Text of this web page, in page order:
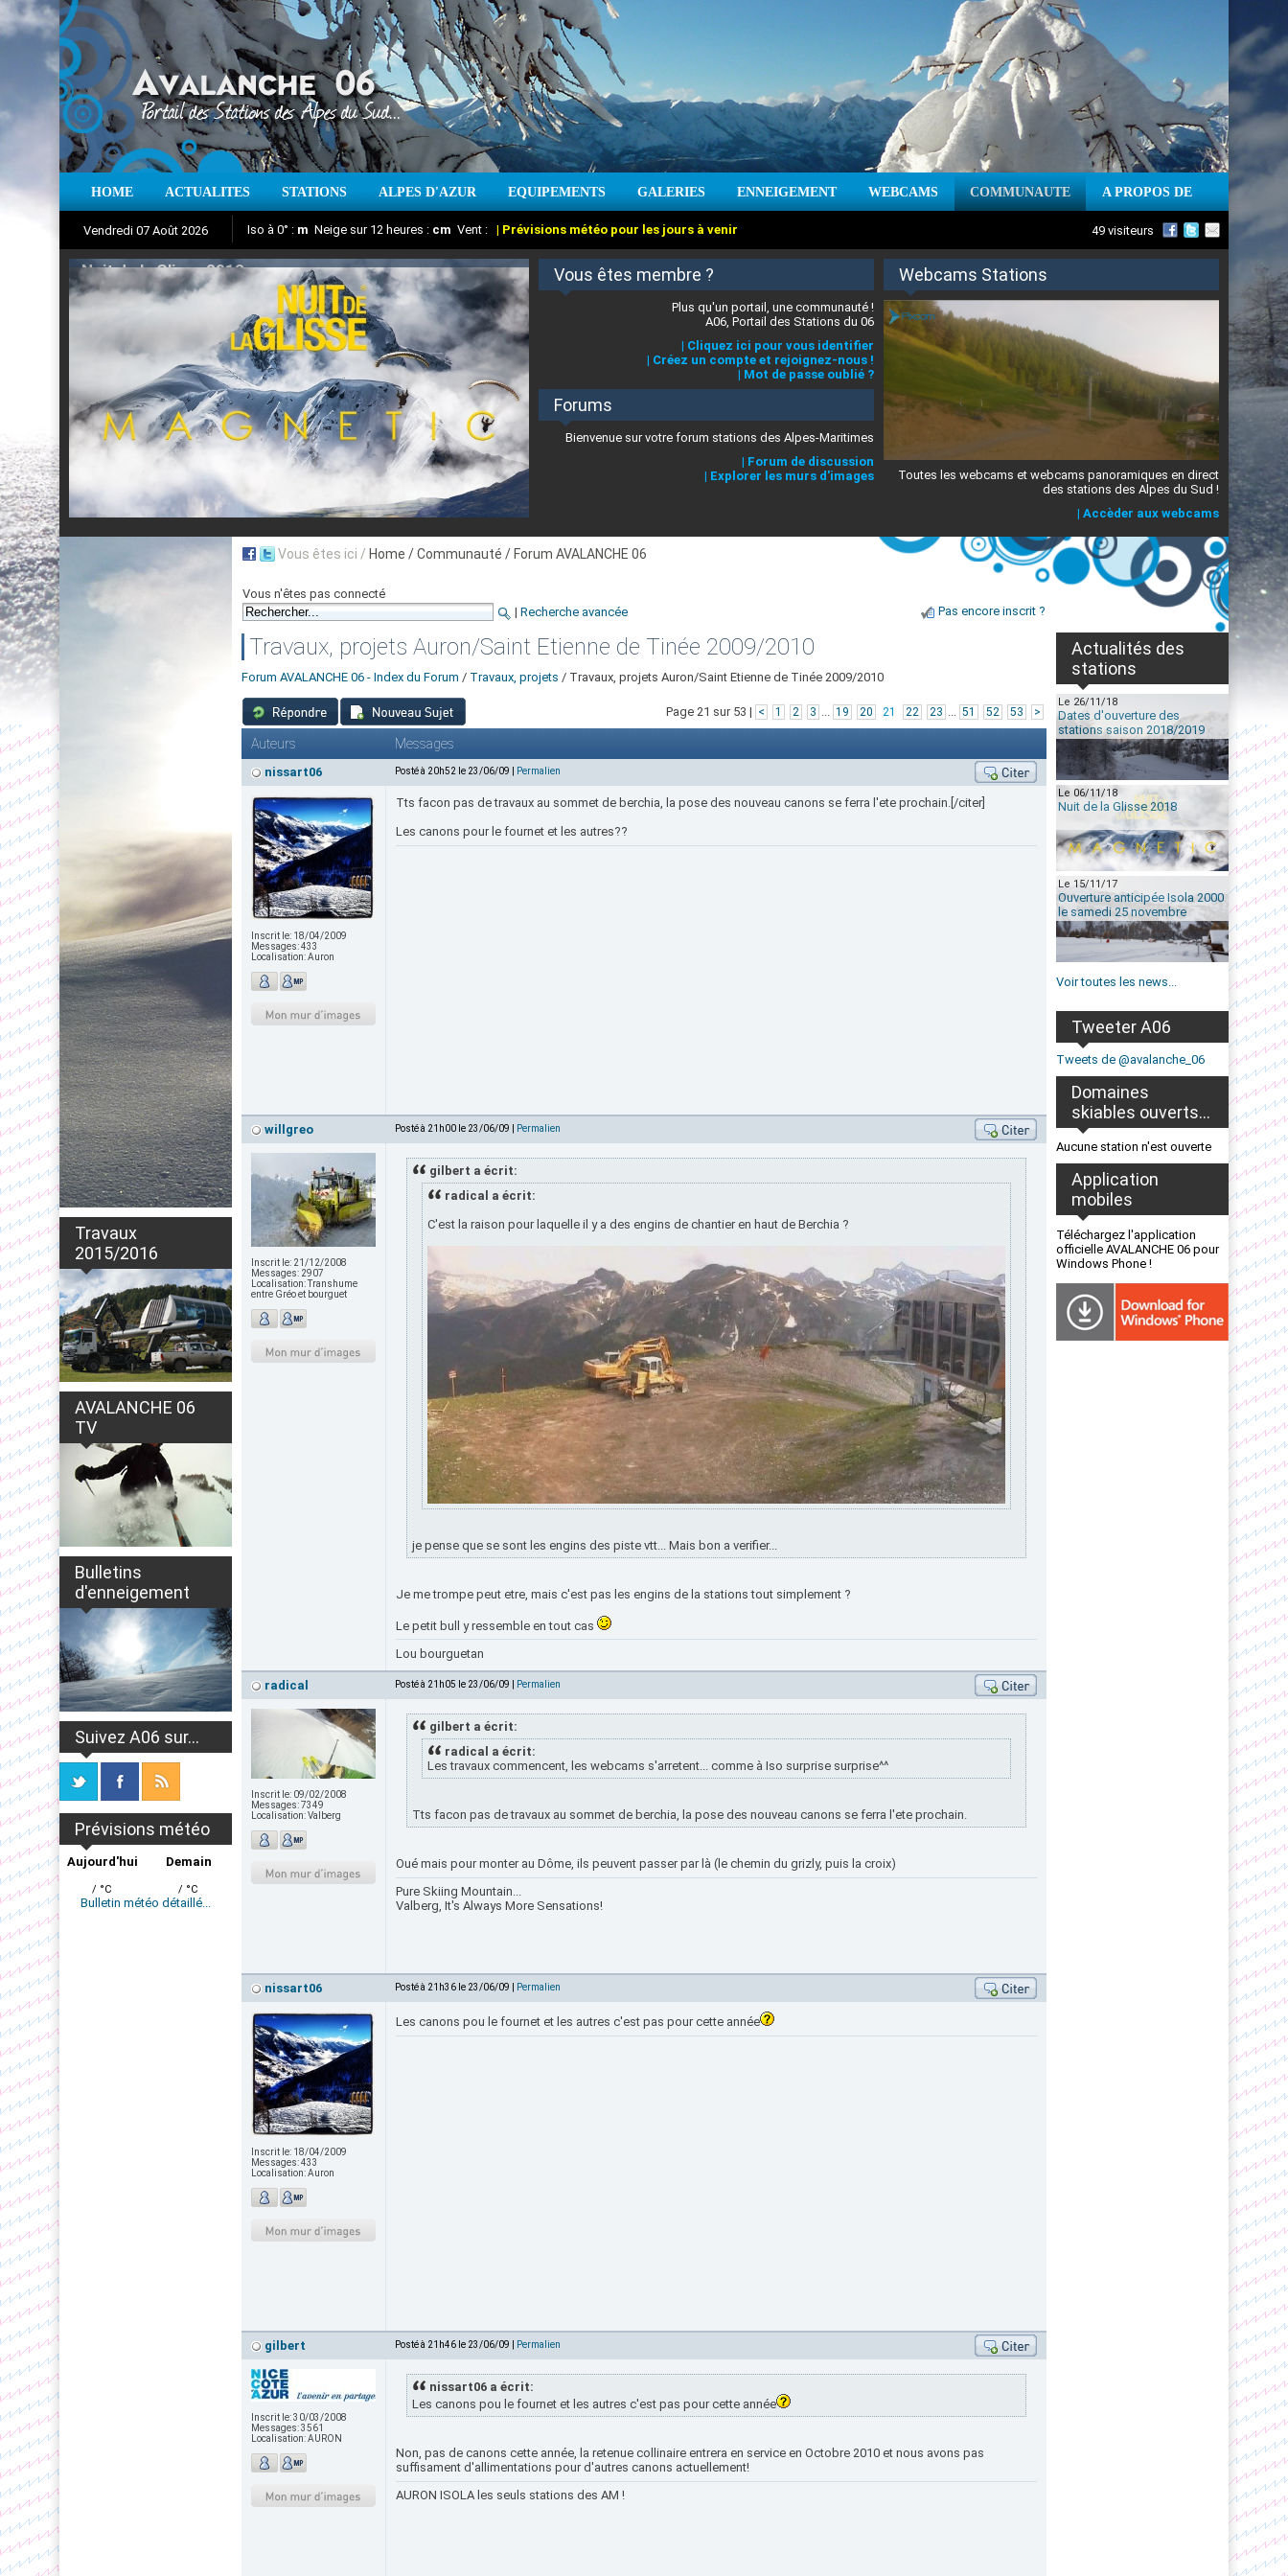
HOME ACTUALITES STATIONS ALPES D'AZUR EQUIPEMENTS GALERIES ENNEIGEMENT WEBCAMS COMMUNAUTE A PROPOS DE
Vendredi 07 Août 2026
Aujourd'hui : T° Min : °C T° Max :°C Prévisions météo pour les jours à venir
Iso à 0° : m Neige sur 12 heures : cm Vent : | Prévisions météo pour les jours à venir
Suivez en direct l'actualité des stations des Alpes-Maritimes
49 visiteurs
Nuit de la Glisse 2018 Vous êtes membre ?
Plus qu'un portail, une communauté !
A06, Portail des Stations du 06
| Cliquez ici pour vous identifier
| Créez un compte et rejoignez-nous !
| Mot de passe oublié ?
Forums
Bienvenue sur votre forum stations des Alpes-Maritimes
| Forum de discussion
| Explorer les murs d'images
Webcams Stations
Toutes les webcams et webcams panoramiques en direct
des stations des Alpes du Sud !
| Accèder aux webcams
Travaux
2015/2016
AVALANCHE 06
TV
Bulletins
d'enneigement
Suivez A06 sur...
Prévisions météo
Aujourd'hui
/ °C
Demain
/ °C
Bulletin météo détaillé...
Vous êtes ici / Home / Communauté / Forum AVALANCHE 06
Vous n'êtes pas connecté
| Recherche avancée Pas encore inscrit ?
Travaux, projets Auron/Saint Etienne de Tinée 2009/2010
Forum AVALANCHE 06 - Index du Forum / Travaux, projets / Travaux, projets Auron/Saint Etienne de Tinée 2009/2010
Page 21 sur 53 | < 1 2 3 ... 19 20 21 22 23 ... 51 52 53 >
Auteurs Messages
nissart06 Posté à 20h52 le 23/06/09 | Permalien
Inscrit le: 18/04/2009
Messages:433
Localisation:Auron
Tts facon pas de travaux au sommet de berchia, la pose des nouveau canons se ferra l'ete prochain.[/citer]
Les canons pour le fournet et les autres??
willgreo Posté à 21h00 le 23/06/09 | Permalien
Inscrit le: 21/12/2008
Messages: 2907
Localisation:Transhume
entre Gréo et bourguet
gilbert a écrit:
radical a écrit:
C'est la raison pour laquelle il y a des engins de chantier en haut de Berchia ?
je pense que se sont les engins des piste vtt... Mais bon a verifier...
Je me trompe peut etre, mais c'est pas les engins de la stations tout simplement ?
Le petit bull y ressemble en tout cas
Lou bourguetan
radical Posté à 21h05 le 23/06/09 | Permalien
Inscrit le: 09/02/2008
Messages:7349
Localisation:Valberg
gilbert a écrit:
radical a écrit:
Les travaux commencent, les webcams s'arretent... comme à Iso surprise surprise^^
Tts facon pas de travaux au sommet de berchia, la pose des nouveau canons se ferra l'ete prochain.
Oué mais pour monter au Dôme, ils peuvent passer par là (le chemin du grizly, puis la croix)
Pure Skiing Mountain...
Valberg, It's Always More Sensations!
nissart06 Posté à 21h36 le 23/06/09 | Permalien
Inscrit le: 18/04/2009
Messages:433
Localisation:Auron
Les canons pou le fournet et les autres c'est pas pour cette année
gilbert Posté à 21h46 le 23/06/09 | Permalien
Inscrit le:30/03/2008
Messages:3561
Localisation:AURON
nissart06 a écrit:
Les canons pou le fournet et les autres c'est pas pour cette année
Non, pas de canons cette année, la retenue collinaire entrera en service en Octobre 2010 et nous avons pas
suffisament d'allimentations pour d'autres canons actuellement!
AURON ISOLA les seuls stations des AM !
Actualités des
stations
Le 26/11/18
Dates d'ouverture des
stations saison 2018/2019
Le 06/11/18
Nuit de la Glisse 2018
Le 15/11/17
Ouverture anticipée Isola 2000
le samedi 25 novembre
Voir toutes les news...
Tweeter A06
Tweets de @avalanche_06
Domaines
skiables ouverts...
Aucune station n'est ouverte
Application
mobiles
Téléchargez l'application
officielle AVALANCHE 06 pour
Windows Phone !